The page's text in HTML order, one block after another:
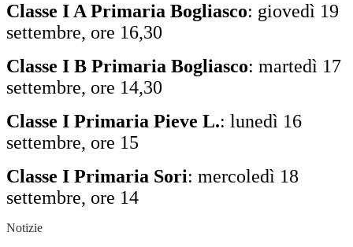
Classe I A Primaria Bogliasco: giovedì 19
settembre, ore 16,30
Classe I B Primaria Bogliasco: martedì 17
settembre, ore 14,30
Classe I Primaria Pieve L.: lunedì 16
settembre, ore 15
Classe I Primaria Sori: mercoledì 18
settembre, ore 14
Notizie